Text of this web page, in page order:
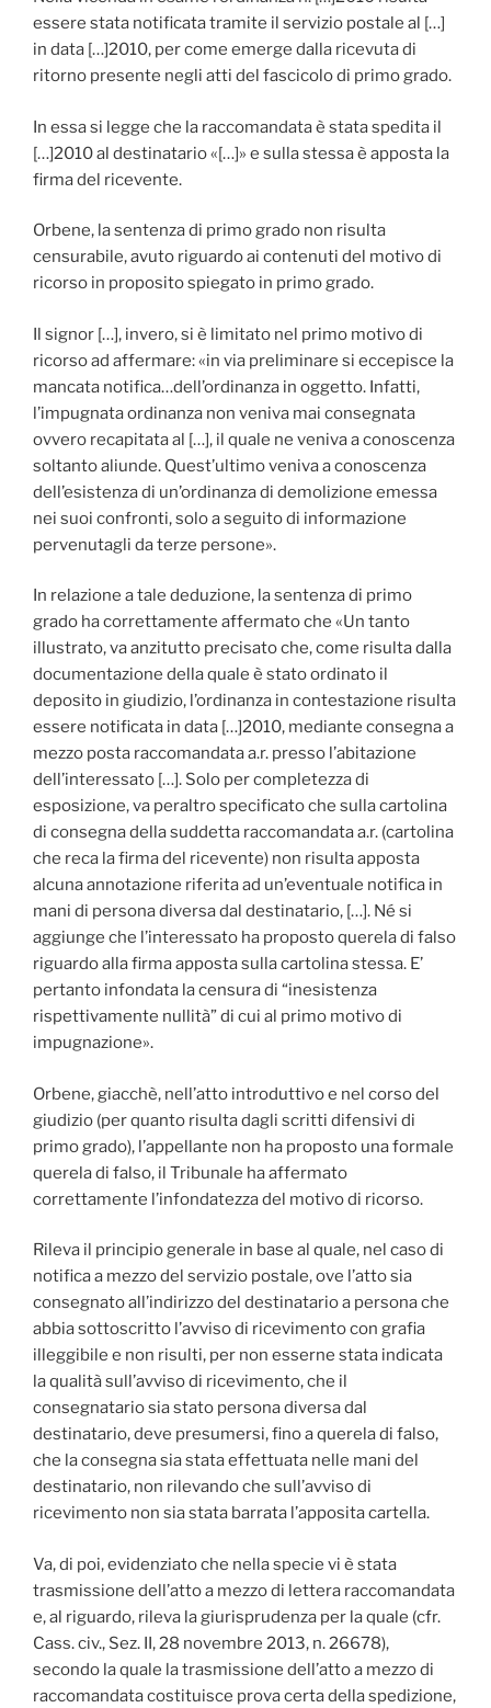
essere stata notificata tramite il servizio postale al […]
in data […]2010, per come emerge dalla ricevuta di
ritorno presente negli atti del fascicolo di primo grado.
In essa si legge che la raccomandata è stata spedita il
[…]2010 al destinatario «[…]» e sulla stessa è apposta la
firma del ricevente.
Orbene, la sentenza di primo grado non risulta
censurabile, avuto riguardo ai contenuti del motivo di
ricorso in proposito spiegato in primo grado.
Il signor […], invero, si è limitato nel primo motivo di
ricorso ad affermare: «in via preliminare si eccepisce la
mancata notifica…dell’ordinanza in oggetto. Infatti,
l’impugnata ordinanza non veniva mai consegnata
ovvero recapitata al […], il quale ne veniva a conoscenza
soltanto aliunde. Quest’ultimo veniva a conoscenza
dell’esistenza di un’ordinanza di demolizione emessa
nei suoi confronti, solo a seguito di informazione
pervenutagli da terze persone».
In relazione a tale deduzione, la sentenza di primo
grado ha correttamente affermato che «Un tanto
illustrato, va anzitutto precisato che, come risulta dalla
documentazione della quale è stato ordinato il
deposito in giudizio, l’ordinanza in contestazione risulta
essere notificata in data […]2010, mediante consegna a
mezzo posta raccomandata a.r. presso l’abitazione
dell’interessato […]. Solo per completezza di
esposizione, va peraltro specificato che sulla cartolina
di consegna della suddetta raccomandata a.r. (cartolina
che reca la firma del ricevente) non risulta apposta
alcuna annotazione riferita ad un’eventuale notifica in
mani di persona diversa dal destinatario, […]. Né si
aggiunge che l’interessato ha proposto querela di falso
riguardo alla firma apposta sulla cartolina stessa. E’
pertanto infondata la censura di “inesistenza
rispettivamente nullità” di cui al primo motivo di
impugnazione».
Orbene, giacchè, nell’atto introduttivo e nel corso del
giudizio (per quanto risulta dagli scritti difensivi di
primo grado), l’appellante non ha proposto una formale
querela di falso, il Tribunale ha affermato
correttamente l’infondatezza del motivo di ricorso.
Rileva il principio generale in base al quale, nel caso di
notifica a mezzo del servizio postale, ove l’atto sia
consegnato all’indirizzo del destinatario a persona che
abbia sottoscritto l’avviso di ricevimento con grafia
illeggibile e non risulti, per non esserne stata indicata
la qualità sull’avviso di ricevimento, che il
consegnatario sia stato persona diversa dal
destinatario, deve presumersi, fino a querela di falso,
che la consegna sia stata effettuata nelle mani del
destinatario, non rilevando che sull’avviso di
ricevimento non sia stata barrata l’apposita cartella.
Va, di poi, evidenziato che nella specie vi è stata
trasmissione dell’atto a mezzo di lettera raccomandata
e, al riguardo, rileva la giurisprudenza per la quale (cfr.
Cass. civ., Sez. II, 28 novembre 2013, n. 26678),
secondo la quale la trasmissione dell’atto a mezzo di
raccomandata costituisce prova certa della spedizione,